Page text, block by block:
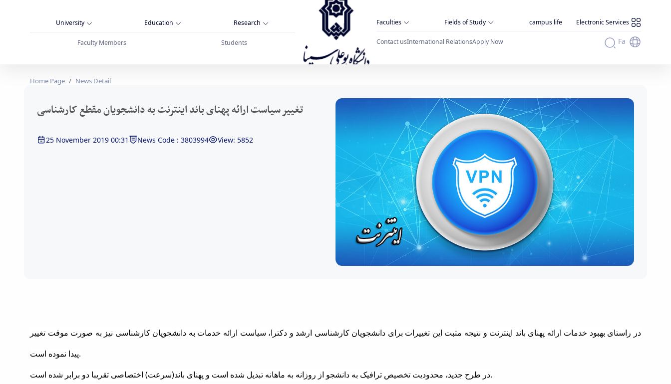
University Education Research
Faculty Members Students
Faculties Fields of Study campus life Electronic Services
Contact usInternational RelationsApply Now Fa
تغییر سیاست ارائه پهنای باند اینترنت به دانشجویان مقطع کارشناسی - دانشگاه بوعلی سینا همدان
Home Page News Detail
تغییر سیاست ارائه پهنای باند اینترنت به دانشجویان مقطع کارشناسی
25 November 2019 00:31 News Code : 3803994 View: 5852
در راستای بهبود خدمات ارائه پهنای باند اینترنت و نتیجه مثبت این تغییرات برای دانشجویان کارشناسی ارشد و دکترا، سیاست ارائه خدمات به دانشجویان کارشناسی نیز به صورت موقت تغییر
پیدا نموده است.
در طرح جدید، محدودیت تخصیص ترافیک به دانشجو از روزانه به ماهانه تبدیل شده است و پهنای باند(سرعت) اختصاصی تقریبا دو برابر شده است.